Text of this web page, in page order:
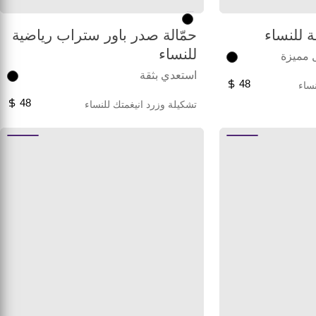
للنساء
مميزة
48
حمّالة صدر باور ستراب رياضية
للنساء
استعدي بثقة
تشكيلة وزرد انيغمتك للنساء 48